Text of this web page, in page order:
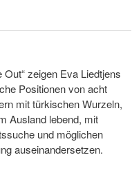
zeigen Eva Liedtjens
Positionen von acht
mit türkischen Wurzeln,
Ausland lebend, mit
und möglichen
auseinandersetzen.